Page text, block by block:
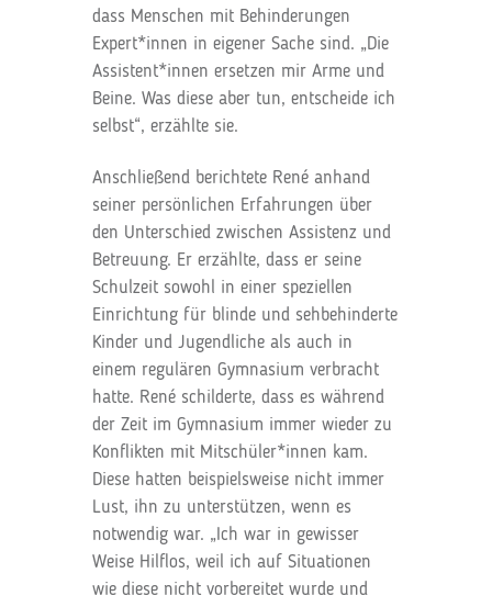
dass Menschen mit Behinderungen
Expert*innen in eigener Sache sind. „Die
Assistent*innen ersetzen mir Arme und
Beine. Was diese aber tun, entscheide ich
selbst“, erzählte sie.
Anschließend berichtete René anhand
seiner persönlichen Erfahrungen über
den Unterschied zwischen Assistenz und
Betreuung. Er erzählte, dass er seine
Schulzeit sowohl in einer speziellen
Einrichtung für blinde und sehbehinderte
Kinder und Jugendliche als auch in
einem regulären Gymnasium verbracht
hatte. René schilderte, dass es während
der Zeit im Gymnasium immer wieder zu
Konflikten mit Mitschüler*innen kam.
Diese hatten beispielsweise nicht immer
Lust, ihn zu unterstützen, wenn es
notwendig war. „Ich war in gewisser
Weise Hilflos, weil ich auf Situationen
wie diese nicht vorbereitet wurde und